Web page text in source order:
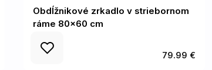
Obdĺžnikové zrkadlo v striebornom
ráme 80x60 cm
79.99 €